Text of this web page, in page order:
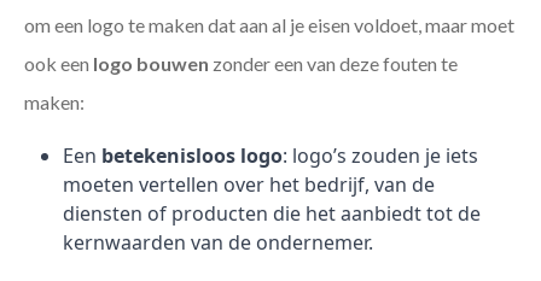
om een logo te maken dat aan al je eisen voldoet, maar moet
ook een logo bouwen zonder een van deze fouten te
maken:
Een betekenisloos logo: logo’s zouden je iets
moeten vertellen over het bedrijf, van de
diensten of producten die het aanbiedt tot de
kernwaarden van de ondernemer.